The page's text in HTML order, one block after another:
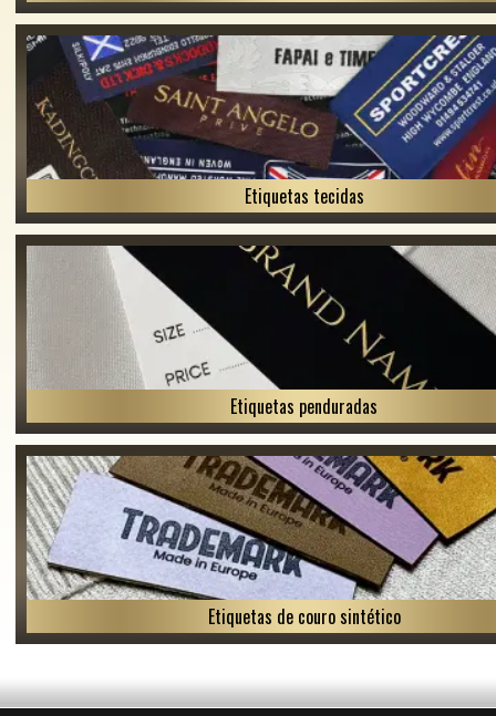
Etiquetas tecidas
Etiquetas penduradas
Etiquetas de couro sintético